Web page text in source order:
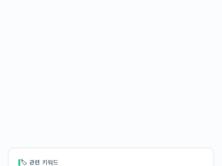
🏷 관련 키워드